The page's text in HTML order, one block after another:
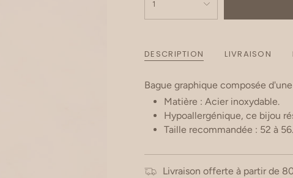
1
DESCRIPTION LIVRAISON
Bague graphique composée
Matière : Acier inoxydable.
Hypoallergénique, ce bijou
Taille recommandée : 52 à 56.
Livraison offerte à partir de